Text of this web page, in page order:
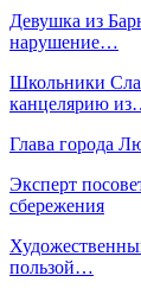
Девушка из
нарушение…
Школьники
канцелярию
Глава города
Эксперт
сбережения
пользой…